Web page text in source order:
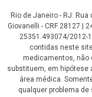
Rio de Janeiro - RJ: Rua
Giovanelli - CRF 28127 |
25351.493074/2012-
contidas neste
medicamentos, não
substituem, em hipótese
área médica.
qualquer problema